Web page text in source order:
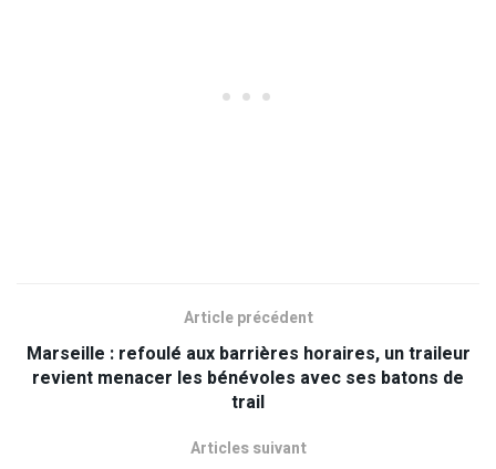
Article précédent
Marseille : refoulé aux barrières horaires, un traileur
revient menacer les bénévoles avec ses batons de
trail
Articles suivant